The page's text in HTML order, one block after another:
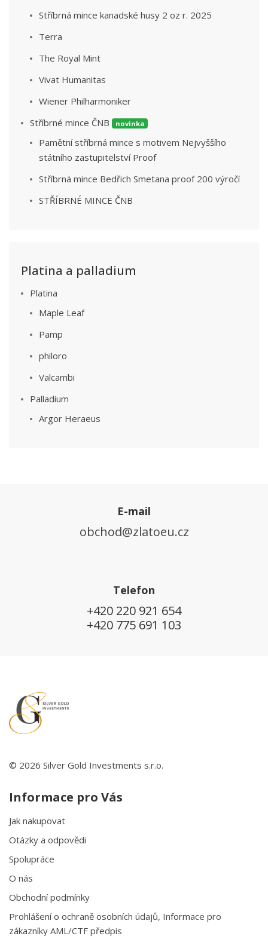
Stříbrná mince kanadské husy 2 oz r. 2025
Terra
The Royal Mint
Vivat Humanitas
Wiener Philharmoniker
Stříbrné mince ČNB
novinka
Pamětní stříbrná mince s motivem Nejvyššího
státního zastupitelství Proof
Stříbrná mince Bedřich Smetana proof 200 výročí
STŘÍBRNÉ MINCE ČNB
Platina a palladium
Platina
Maple Leaf
Pamp
philoro
Valcambi
Palladium
Argor Heraeus
E-mail
obchod@zlatoeu.cz
Telefon
+420 220 921 654
+420 775 691 103
© 2026 Silver Gold Investments s.r.o.
Informace pro Vás
Jak nakupovat
Otázky a odpovědi
Spolupráce
O nás
Obchodní podmínky
Prohlášení o ochraně osobních údajů, Informace pro
zákazníky AML/CTF předpis